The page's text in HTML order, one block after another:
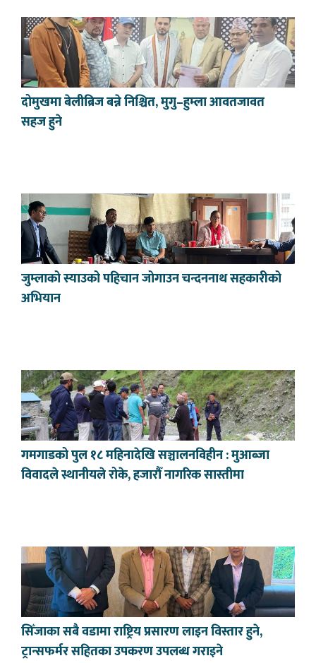
दोमुखमा बेलीब्रिज बन्ने निश्चित, मुगु–हुम्ला आवतजावत
सहज हुने
जुम्लाको स्याउको पहिचान जोगाउन चन्दननाथ सहकारीको
अभियान
गमगाडको पुल १८ महिनादेखि सञ्चालनविहीन : मुआब्जा
विवादले स्थानीयले रोके, हजारौँ नागरिक सास्तीमा
सिँजाका सबै वडामा राष्ट्रिय प्रसारण लाइन विस्तार हुने,
ट्रान्सफर्मर सहितका उपकरण उपलब्ध गराइने